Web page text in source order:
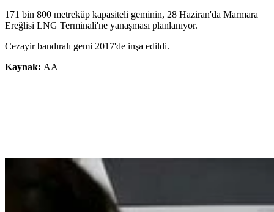
171 bin 800 metreküp kapasiteli geminin, 28 Haziran'da Marmara
Ereğlisi LNG Terminali'ne yanaşması planlanıyor.
Cezayir bandıralı gemi 2017'de inşa edildi.
Kaynak: AA